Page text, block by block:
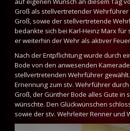
Groß als stellvertretender
Groß, sowie der stellvertretende
bedankte sich bei Karl-Heinz Marx für
er weiterhin der Wehr als aktiver
Nach der Entpflichtung wurde durch
Bode von den anwesenden
stellvertretenden Wehrführer
Ernennung zum stv. Wehrführer
Groß, der Günther Bode alles Gute in
wünschte. Den Glückwünschen
sowie der stv. Wehrleiter Renner und